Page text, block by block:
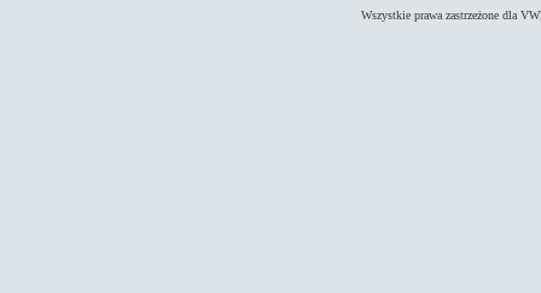
Wszystkie prawa zastrzeżone dla